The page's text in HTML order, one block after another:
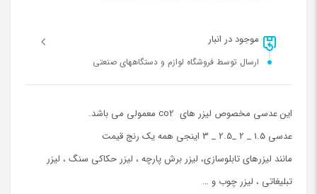
موجود در انبار
ارسال توسط فروشگاه لوازم و دستگاههای صنعتی
این عدسی مخصوص لیزر های co2 معمولی می باشد.
عدسی 1.5 _ 2 _2.5 _ 3 اینجی همه یک رنج قیمت
مانند لیزرهای تابلوسازی، لیزر برش پارچه ، لیزر حکاکی سنگ ، لیزر
تبلیغاتی ، لیزر چوب و …